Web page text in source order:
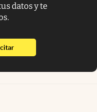
datos y te
abre en nueva pestaña